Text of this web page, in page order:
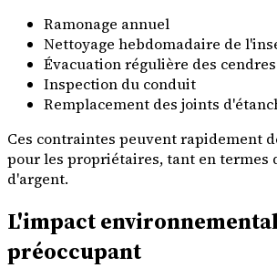
Ramonage annuel
Nettoyage hebdomadaire de
Évacuation régulière des cendres
Inspection du conduit
Remplacement des joints
Ces contraintes peuvent rapidement
pour les propriétaires, tant en termes
d'argent.
L'impact
préoccupant